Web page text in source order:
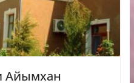
Айымхан